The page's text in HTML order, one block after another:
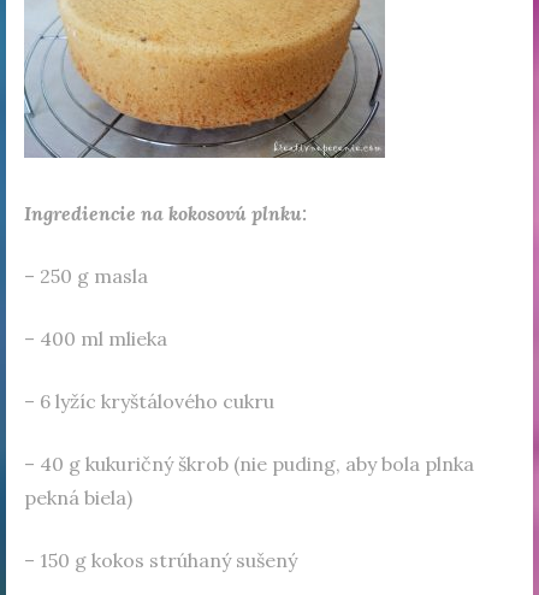
Ingrediencie na kokosovú plnku:
– 250 g masla
– 400 ml mlieka
– 6 lyžíc kryštálového cukru
– 40 g kukuričný škrob (nie puding, aby bola plnka
pekná biela)
– 150 g kokos strúhaný sušený